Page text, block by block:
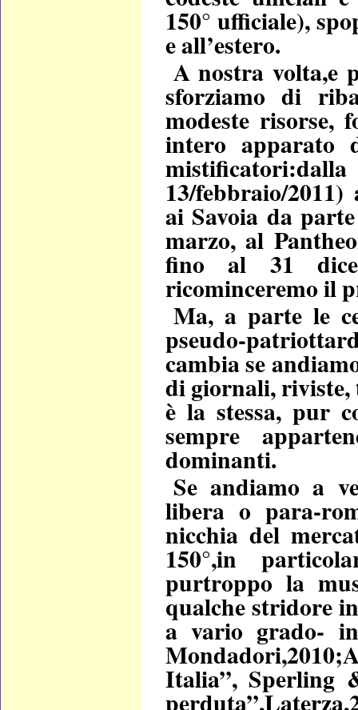
150° ufficiale),
e all’estero.
A nostra volta,e
sforziamo di
modeste risorse,
intero apparato
13/febbraio/
ai Savoia da
marzo, al
fino al 31
ricominceremo il
Ma, a parte le
pseudo-
cambia se
di giornali, riviste,
è la stessa, pur
sempre
dominanti.
Se andiamo a
libera o para-
nicchia del
150°,in
purtroppo la
qualche stridore
a vario grado-
Italia”, Sperling